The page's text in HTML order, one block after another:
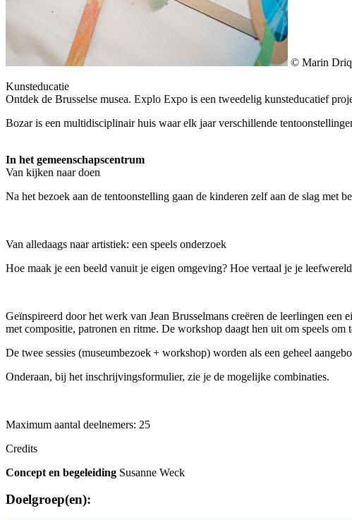
© Marin
Kunsteducatie
Ontdek de Brusselse musea. Explo Expo is een tweedelig kunsteducatief
Bozar is een multidisciplinair huis waar elk jaar verschillende
In het gemeenschapscentrum
Van kijken naar doen
Na het bezoek aan de tentoonstelling gaan de kinderen zelf aan de slag met
Van alledaags naar artistiek: een speels onderzoek
Hoe maak je een beeld vanuit je eigen omgeving? Hoe vertaal je je
Geïnspireerd door het werk van Jean Brusselmans creëren de leerlingen
met compositie, patronen en ritme. De workshop daagt hen uit om speels om
De twee sessies (museumbezoek + workshop) worden als een geheel
Onderaan, bij het inschrijvingsformulier, zie je de mogelijke combinaties.
Maximum aantal deelnemers: 25
Credits
Concept en begeleiding Susanne Weck
Doelgroep(en):